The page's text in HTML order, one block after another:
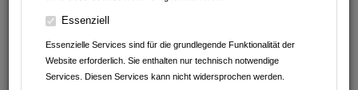
Essenziell
Essenzielle Services sind für die grundlegende Funktionalität der
Website erforderlich. Sie enthalten nur technisch notwendige
Services. Diesen Services kann nicht widersprochen werden.
clever fit Mosbach
Pfalzgraf-Otto-Str.48/1
74821 Mosbach
Baden-Württemberg